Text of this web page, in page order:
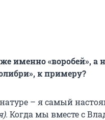
именно «воробей», а
к примеру?
– я самый
Когда мы вместе с